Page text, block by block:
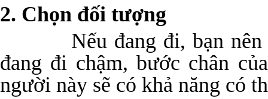
2. Chọn đối tượng
Nếu đang đi, bạn nên
đang đi chậm, bước chân
người này sẽ có khả năng có